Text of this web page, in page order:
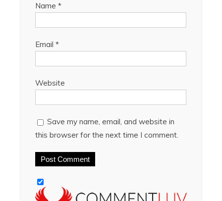
Name *
Email *
Website
Save my name, email, and website in
this browser for the next time I comment.